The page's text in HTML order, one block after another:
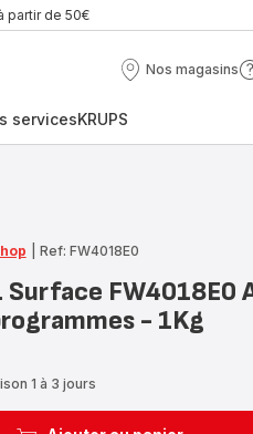
partir de 50€
Nos magasins
Nos
servicesKRUPS
Ref: FW4018E0
Surface FW4018E0
- 1Kg
1 à 3 jours